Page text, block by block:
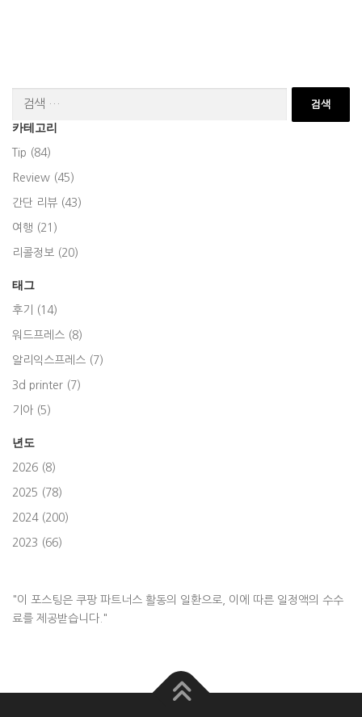
카테고리
Tip (84)
Review (45)
간단 리뷰 (43)
여행 (21)
리콜정보 (20)
태그
후기 (14)
워드프레스 (8)
알리익스프레스 (7)
3d printer (7)
기아 (5)
년도
2026 (8)
2025 (78)
2024 (200)
2023 (66)
"이 포스팅은 쿠팡 파트너스 활동의 일환으로, 이에 따른 일정액의 수수
료를 제공받습니다."